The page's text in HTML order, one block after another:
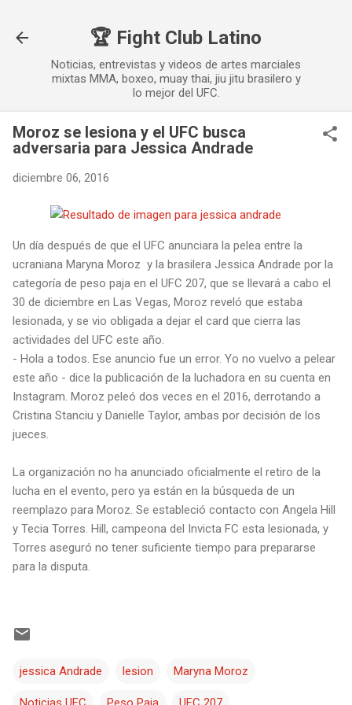
🏆 Fight Club Latino
Noticias, entrevistas y videos de artes marciales
mixtas MMA, boxeo, muay thai, jiu jitu brasilero y
lo mejor del UFC.
Moroz se lesiona y el UFC busca
adversaria para Jessica Andrade
diciembre 06, 2016
Un día después de que el UFC anunciara la pelea entre la
ucraniana Maryna Moroz y la brasilera Jessica Andrade por la
categoría de peso paja en el UFC 207, que se llevará a cabo el
30 de diciembre en Las Vegas, Moroz reveló que estaba
lesionada, y se vio obligada a dejar el card que cierra las
actividades del UFC este año.
- Hola a todos. Ese anuncio fue un error. Yo no vuelvo a pelear
este año - dice la publicación de la luchadora en su cuenta en
Instagram. Moroz peleó dos veces en el 2016, derrotando a
Cristina Stanciu y Danielle Taylor, ambas por decisión de los
jueces.
La organización no ha anunciado oficialmente el retiro de la
lucha en el evento, pero ya están en la búsqueda de un
reemplazo para Moroz. Se estableció contacto con Angela Hill
y Tecia Torres. Hill, campeona del Invicta FC esta lesionada, y
Torres aseguró no tener suficiente tiempo para prepararse
para la disputa.
jessica Andrade lesion Maryna Moroz